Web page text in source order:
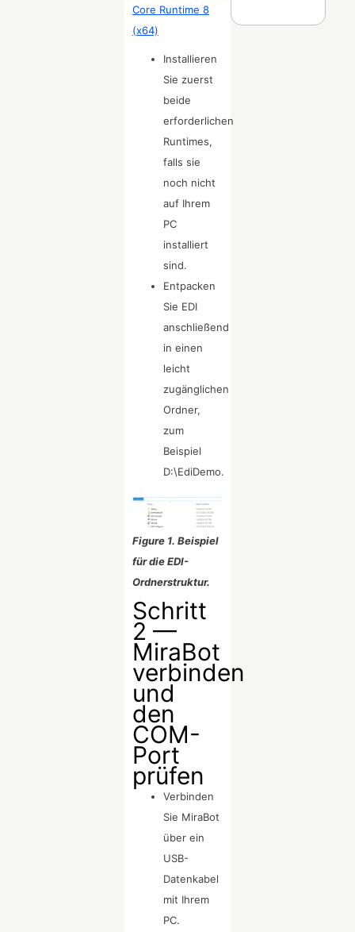
Core Runtime 8
(x64)
Installieren
Sie zuerst
beide
erforderlichen
Runtimes,
falls sie
noch nicht
auf Ihrem
PC
installiert
sind.
Entpacken
Sie EDI
anschließend
in einen
leicht
zugänglichen
Ordner,
zum
Beispiel
D:\EdiDemo.
Figure 1. Beispiel
für die EDI-
Ordnerstruktur.
Schritt
2 —
MiraBot
verbinden
und
den
COM-
Port
prüfen
Verbinden
Sie MiraBot
über ein
USB-
Datenkabel
mit Ihrem
PC.